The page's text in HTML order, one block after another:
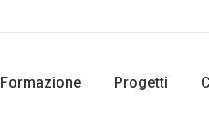
Formazione Progetti